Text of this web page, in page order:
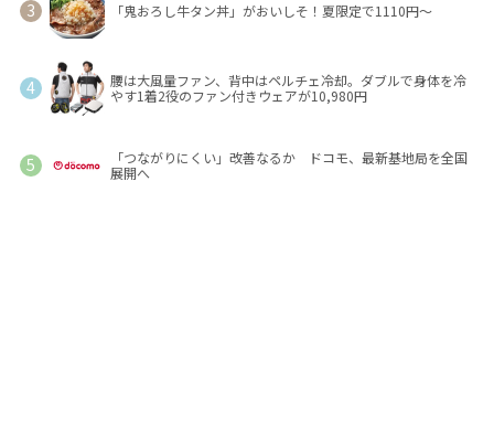
「鬼おろし牛タン丼」がおいしそ！夏限定で1110円～
腰は大風量ファン、背中はペルチェ冷却。ダブルで身体を冷
やす1着2役のファン付きウェアが10,980円
「つながりにくい」改善なるか ドコモ、最新基地局を全国
展開へ